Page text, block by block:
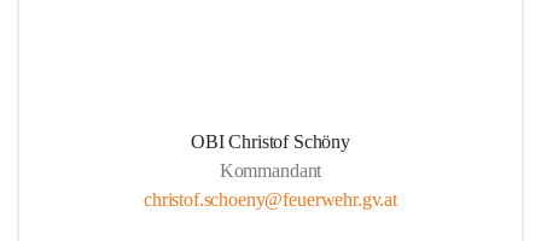
OBI Christof Schöny
Kommandant
christof.schoeny@feuerwehr.gv.at